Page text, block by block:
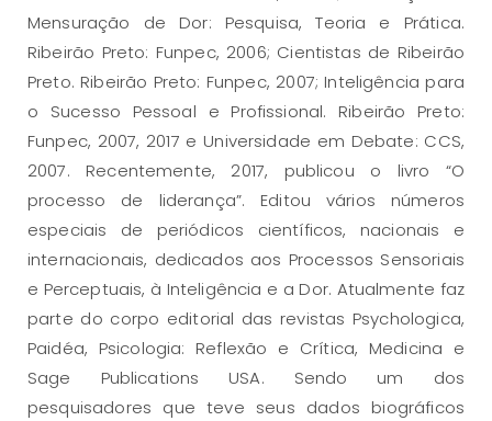
Mensuração de Dor: Pesquisa, Teoria e Prática.
Ribeirão Preto: Funpec, 2006; Cientistas de Ribeirão
Preto. Ribeirão Preto: Funpec, 2007; Inteligência para
o Sucesso Pessoal e Profissional. Ribeirão Preto:
Funpec, 2007, 2017 e Universidade em Debate: CCS,
2007. Recentemente, 2017, publicou o livro “O
processo de liderança”. Editou vários números
especiais de periódicos científicos, nacionais e
internacionais, dedicados aos Processos Sensoriais
e Perceptuais, à Inteligência e a Dor. Atualmente faz
parte do corpo editorial das revistas Psychologica,
Paidéa, Psicologia: Reflexão e Crítica, Medicina e
Sage Publications USA. Sendo um dos
pesquisadores que teve seus dados biográficos